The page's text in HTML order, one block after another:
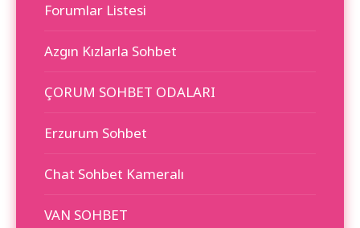
Forumlar Listesi
Azgın Kızlarla Sohbet
ÇORUM SOHBET ODALARI
Erzurum Sohbet
Chat Sohbet Kameralı
VAN SOHBET